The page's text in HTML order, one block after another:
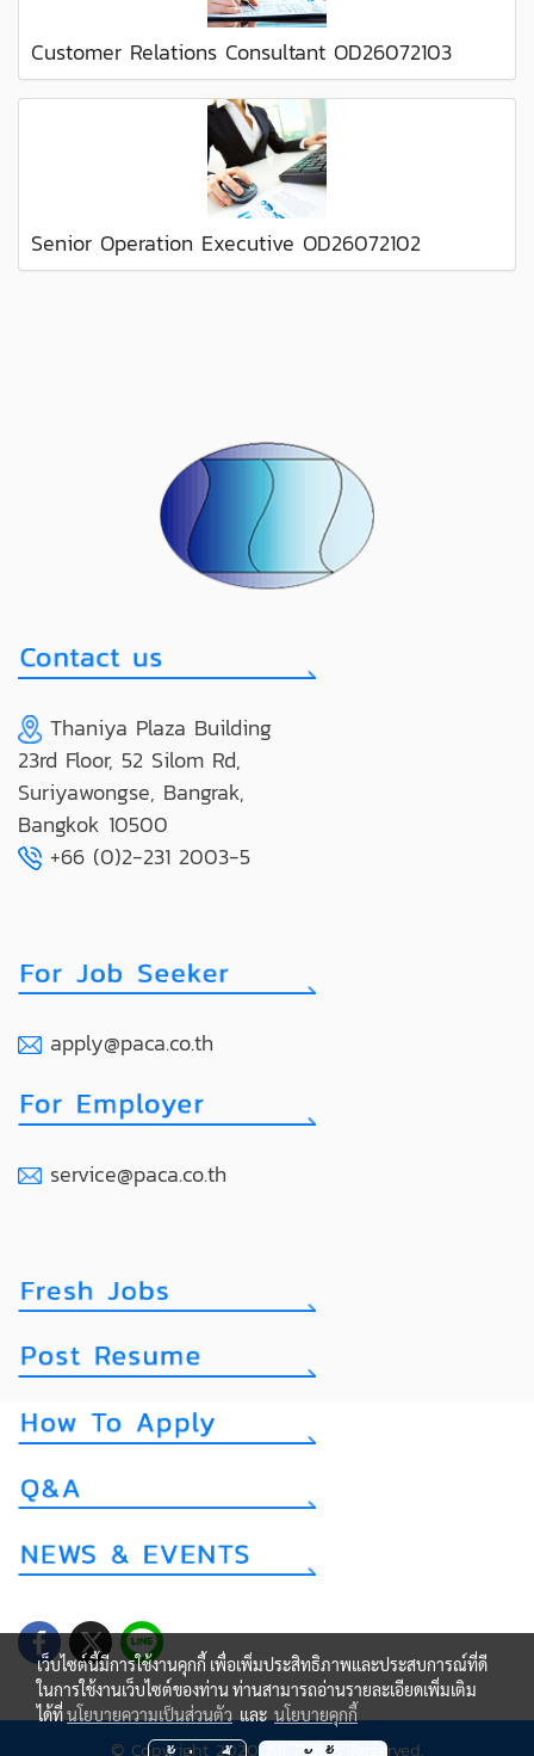
Customer Relations Consultant OD26072103
Senior Operation Executive OD26072102
Thaniya Plaza Building
23rd Floor, 52 Silom Rd,
Suriyawongse, Bangrak,
Bangkok 10500
+66 (0)2-231 2003-5
apply@paca.co.th
service@paca.co.th
© Copyright 2020 All Rights Reserved.
เว็บไซต์นี้มีการใช้งานคุกกี้ เพื่อเพิ่มประสิทธิภาพและประสบการณ์ที่ดี
ในการใช้งานเว็บไซต์ของท่าน ท่านสามารถอ่านรายละเอียดเพิ่มเติม
ได้ที่นโยบายความเป็นส่วนตัว และ นโยบายคุกกี้